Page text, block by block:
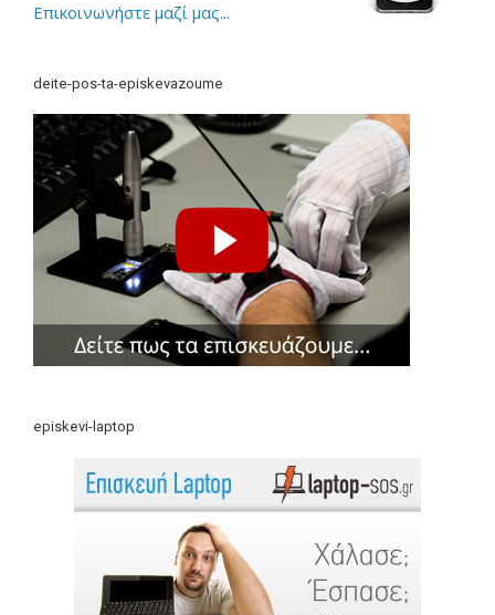
Επικοινωνήστε μαζί μας...
deite-pos-ta-episkevazoume
episkevi-laptop